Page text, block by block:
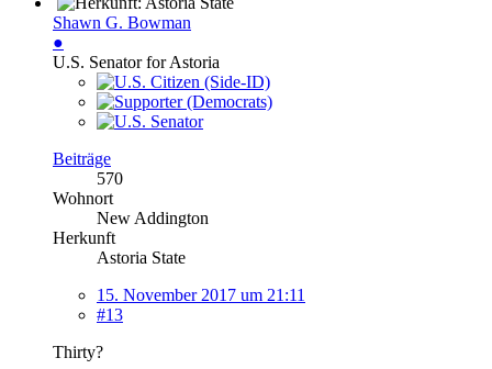
Shawn G. Bowman
●
U.S. Senator for Astoria
Beiträge
570
Wohnort
New Addington
Herkunft
Astoria State
15. November 2017 um 21:11
#13
Thirty?